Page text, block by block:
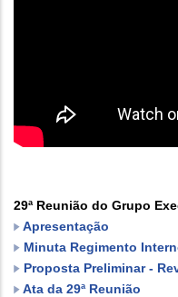
29ª Reunião do Grupo
Apresentação
Minuta Regimento
Proposta Preliminar -
Ata da 29ª Reunião